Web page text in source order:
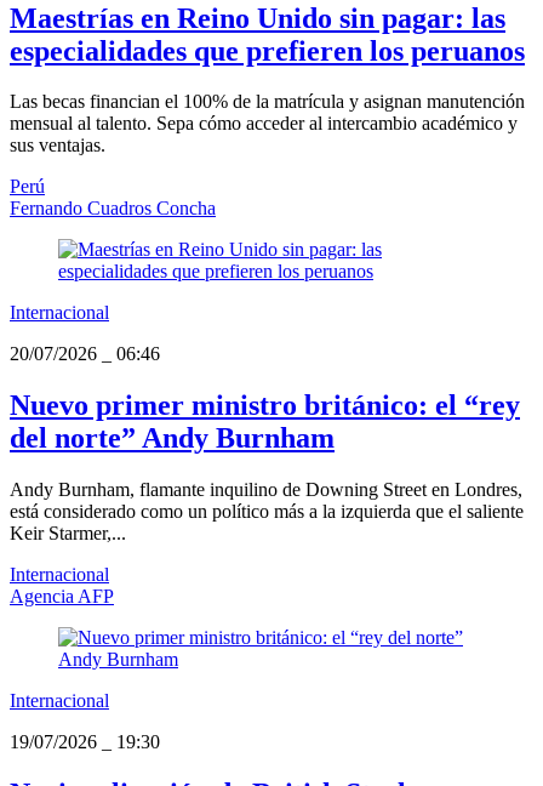
Maestrías en Reino Unido sin pagar: las
especialidades que prefieren los peruanos
Las becas financian el 100% de la matrícula y asignan manutención
mensual al talento. Sepa cómo acceder al intercambio académico y
sus ventajas.
Perú
Fernando Cuadros Concha
Internacional
20/07/2026
06:46
Nuevo primer ministro británico: el “rey
del norte” Andy Burnham
Andy Burnham, flamante inquilino de Downing Street en Londres,
está considerado como un político más a la izquierda que el saliente
Keir Starmer,...
Internacional
Agencia AFP
Internacional
19/07/2026
19:30